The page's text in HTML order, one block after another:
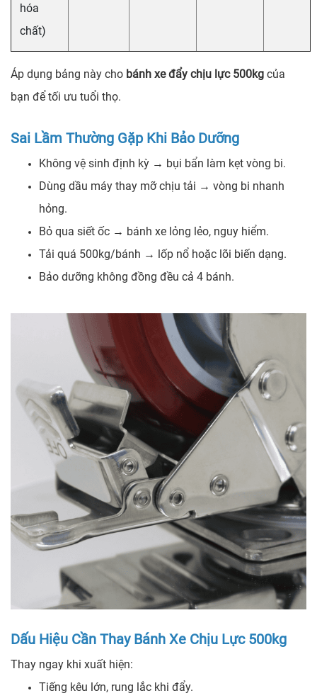
hóa
chất)
Áp dụng bảng này cho bánh xe đẩy chịu lực 500kg của
bạn để tối ưu tuổi thọ.
Sai Lầm Thường Gặp Khi Bảo Dưỡng
Không vệ sinh định kỳ → bụi bẩn làm kẹt vòng bi.
Dùng dầu máy thay mỡ chịu tải → vòng bi nhanh
hỏng.
Bỏ qua siết ốc → bánh xe lỏng lẻo, nguy hiểm.
Tải quá 500kg/bánh → lốp nổ hoặc lõi biến dạng.
Bảo dưỡng không đồng đều cả 4 bánh.
Dấu Hiệu Cần Thay Bánh Xe Chịu Lực 500kg
Thay ngay khi xuất hiện:
Tiếng kêu lớn, rung lắc khi đẩy.